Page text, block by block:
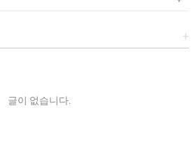
+
글이 없습니다.